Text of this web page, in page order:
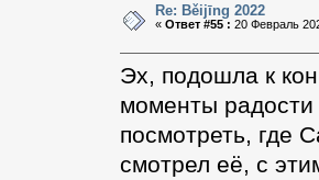
Re: Běijīng 2022
«Ответ #55 : 20 Февраль
Эх, подошла к
моменты
посмотреть, где
смотрел её, с